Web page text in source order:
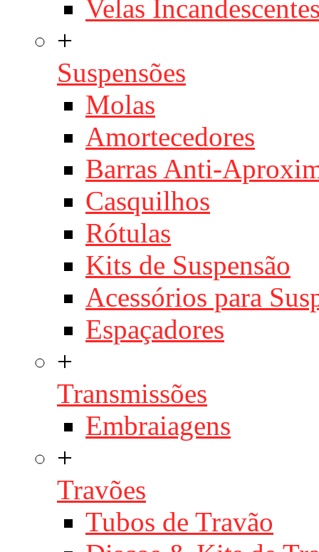
Velas
+
Suspensões
Molas
Amortecedores
Barras Anti-
Casquilhos
Rótulas
Kits de Suspensão
Acessórios para
Espaçadores
+
Transmissões
Embraiagens
+
Travões
Tubos de Travão